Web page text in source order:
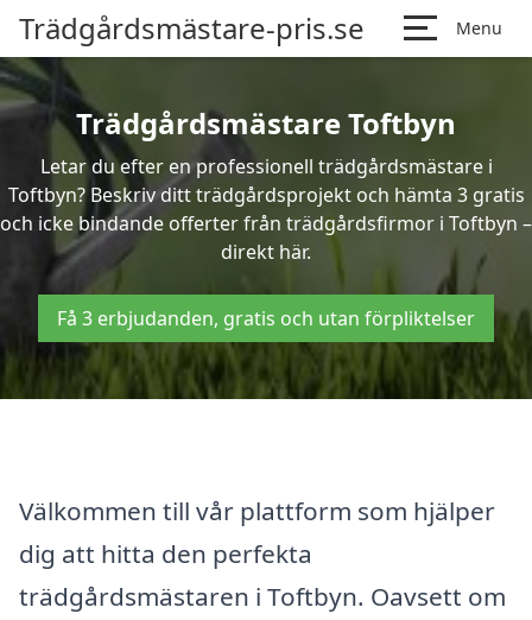
Trädgårdsmästare-pris.se Menu
Trädgårdsmästare Toftbyn
Letar du efter en professionell trädgårdsmästare i
Toftbyn? Beskriv ditt trädgårdsprojekt och hämta 3 gratis
och icke bindande offerter från trädgårdsfirmor i Toftbyn –
direkt här.
Få 3 erbjudanden, gratis och utan förpliktelser
Välkommen till vår plattform som hjälper
dig att hitta den perfekta
trädgårdsmästaren i Toftbyn. Oavsett om